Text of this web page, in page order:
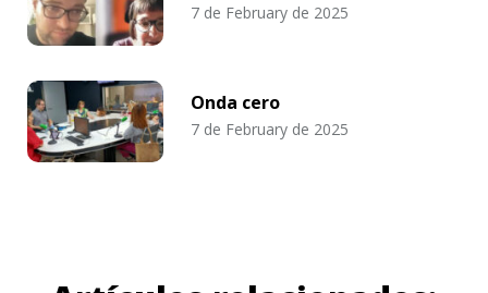
7 de February de 2025
Onda cero
7 de February de 2025